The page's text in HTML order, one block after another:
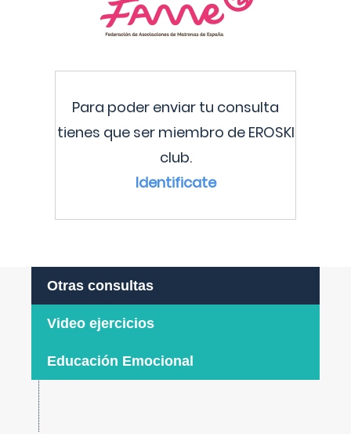
Para poder enviar tu consulta
tienes que ser miembro de EROSKI
club.
Identificate
Otras consultas
Video ejercicios
Educación Emocional